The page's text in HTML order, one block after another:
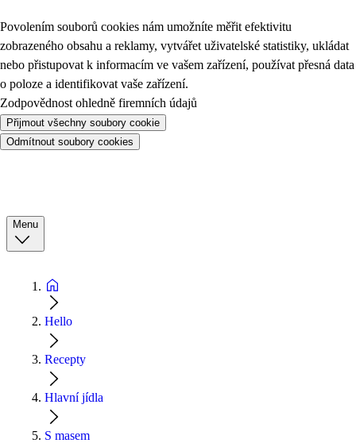
Povolením souborů cookies nám umožníte měřit efektivitu
zobrazeného obsahu a reklamy, vytvářet uživatelské statistiky, ukládat
nebo přistupovat k informacím ve vašem zařízení, používat přesná data
o poloze a identifikovat vaše zařízení.
Zodpovědnost ohledně firemních údajů
Přijmout všechny soubory cookie
Odmítnout soubory cookies
Menu
Hello
Recepty
Hlavní jídla
S masem